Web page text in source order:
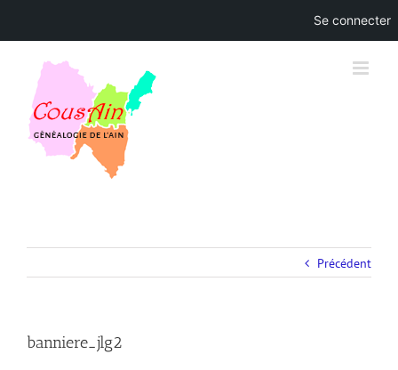
content
Précédent
banniere_jlg2
Se connecter